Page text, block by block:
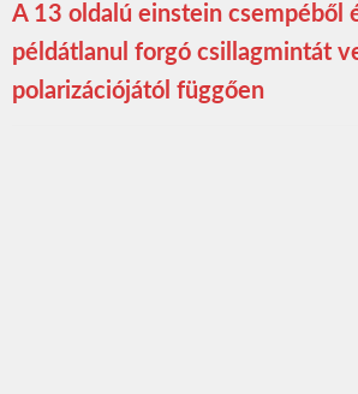
A 13 oldalú einstein csempéből
példátlanul forgó csillagmintát
polarizációjától függően